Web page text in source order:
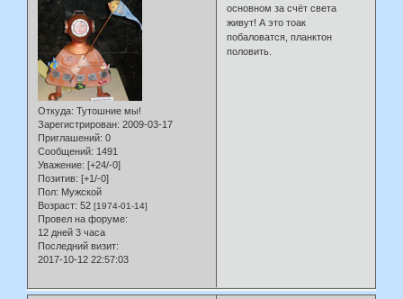
Откуда: Тутошние мы!
Зарегистрирован: 2009-03-17
Приглашений: 0
Сообщений: 1491
Уважение: [+24/-0]
Позитив: [+1/-0]
Пол: Мужской
Возраст: 52 [1974-01-14]
Провел на форуме:
12 дней 3 часа
Последний визит:
2017-10-12 22:57:03
основном за счёт света
живут! А это тоак
побаловатся, планктон
половить.